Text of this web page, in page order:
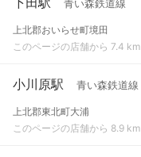
青い森鉄道線
上北郡おいらせ町境田
このページの店舗から 7.4 km
小川原駅 青い森鉄道線
上北郡東北町大浦
このページの店舗から 8.9 km